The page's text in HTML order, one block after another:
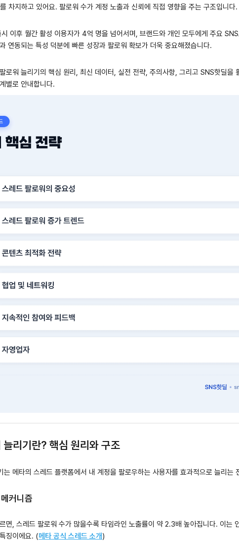
차지하고 있어요. 팔로워 수가 계정 노출과 신뢰에 직접 영향을 주는 구조입니다.
이후 월간 활성 이용자가 4억 명을 넘어서며, 브랜드와 개인 모두에게 주요 SNS
연동되는 특성 덕분에 빠른 성장과 팔로워 확보가 더욱 중요해졌습니다.
로워 늘리기의 핵심 원리, 최신 데이터, 실전 전략, 주의사항, 그리고 SNS핫딜을
별로 안내합니다.
늘리기란? 핵심 원리와 구조
는 메타의 스레드 플랫폼에서 내 계정을 팔로우하는 사용자를 효과적으로 늘리는
커니즘
면, 스레드 팔로워 수가 많을수록 타임라인 노출률이 약 2.3배 높아집니다. 이는
징이에요. (메타 공식 스레드 소개)